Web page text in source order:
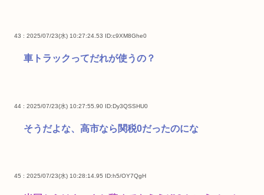
43 : 2025/07/23(水) 10:27:24.53 ID:c9XM8Ghe0
車トラックってだれが使うの？
44 : 2025/07/23(水) 10:27:55.90 ID:Dy3QSSHU0
そうだよな、高市なら関税0だったのにな
45 : 2025/07/23(水) 10:28:14.95 ID:h5/OY7QgH